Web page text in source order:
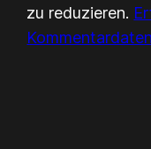
zu reduzieren.